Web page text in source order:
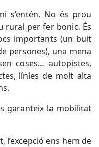
s’entén. No és prou
rural per fer bonic. És
importants (un buit
persones), una mena
coses… autopistes,
línies de molt alta
garanteix la mobilitat
l’excepció ens hem de